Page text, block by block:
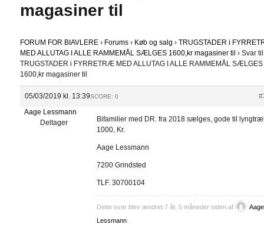
magasiner til
FORUM FOR BIAVLERE › Forums › Køb og salg › TRUGSTADER i
MED ALLUTAG I ALLE RAMMEMÅL SÆLGES 1600,kr magasiner til › Svar
TRUGSTADER i FYRRETRÆ MED ALLUTAG I ALLE RAMMEMÅL SÆLGES
1600,kr magasiner til
05/03/2019 kl. 13:39SCORE: 0
Aage Lessmann
Deltager
Bifamilier med DR. fra 2018 sælges, gode til
1000, Kr.
Aage Lessmann
7200 Grindsted
TLF. 30700104
Dette svar blev ændret 7 år, 5 måneder siden af
Aage
Lessmann